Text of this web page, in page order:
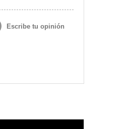
Escribe tu opinión